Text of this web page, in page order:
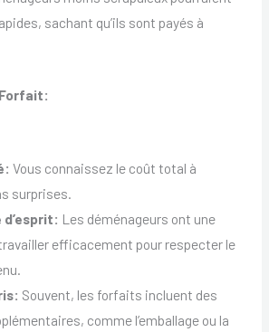
sachant qu’ils sont payés à
Vous connaissez le coût total à
surprises.
Les déménageurs ont une
efficacement pour respecter le
Souvent, les forfaits incluent des
comme l’emballage ou la